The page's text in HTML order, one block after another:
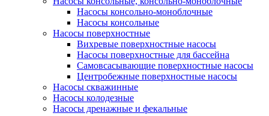
Насосы консольно-моноблочные
Насосы консольные
Насосы поверхностные
Вихревые поверхностные насосы
Насосы поверхностные для бассейна
Самовсасывающие поверхностные насосы
Центробежные поверхностные насосы
Насосы скважинные
Насосы колодезные
Насосы дренажные и фекальные